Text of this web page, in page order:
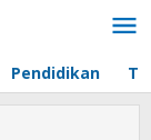
Pendidikan